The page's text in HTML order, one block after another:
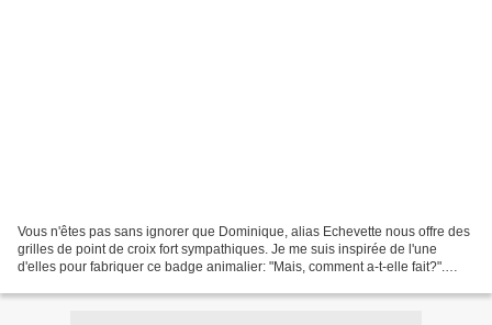
Vous n'êtes pas sans ignorer que Dominique, alias Echevette nous offre des
grilles de point de croix fort sympathiques. Je me suis inspirée de l'une
d'elles pour fabriquer ce badge animalier: "Mais, comment a-t-elle fait?".